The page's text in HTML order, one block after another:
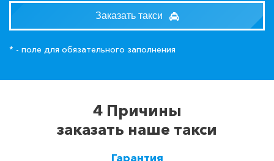
Заказать такси
* - поле для обязательного заполнения
4 Причины
заказать наше такси
Гарантия